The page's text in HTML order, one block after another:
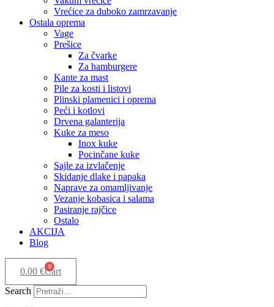
Vrećice za duboko zamrzavanje
Ostala oprema
Vage
Prešice
Za čvarke
Za hamburgere
Kante za mast
Pile za kosti i listovi
Plinski plamenici i oprema
Peći i kotlovi
Drvena galanterija
Kuke za meso
Inox kuke
Pocinčane kuke
Sajle za izvlačenje
Skidanje dlake i papaka
Naprave za omamljivanje
Vezanje kobasica i salama
Pasiranje rajčice
Ostalo
AKCIJA
Blog
0.00 € 0
Cart
Search